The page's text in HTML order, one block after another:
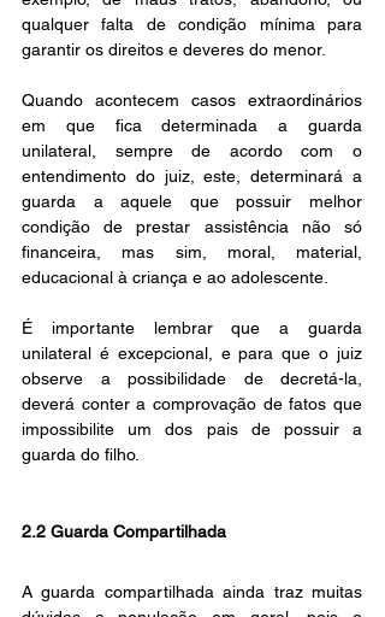
qualquer falta de condição mínima para
garantir os direitos e deveres do menor.
Quando acontecem casos extraordinários
em que fica determinada a guarda
unilateral, sempre de acordo com o
entendimento do juiz, este, determinará a
guarda a aquele que possuir melhor
condição de prestar assistência não só
financeira, mas sim, moral, material,
educacional à criança e ao adolescente.
É importante lembrar que a guarda
unilateral é excepcional, e para que o juiz
observe a possibilidade de decretá-la,
deverá conter a comprovação de fatos que
impossibilite um dos pais de possuir a
guarda do filho.
2.2 Guarda Compartilhada
A guarda compartilhada ainda traz muitas